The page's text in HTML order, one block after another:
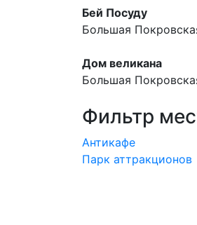
Бей Посуду
Большая
Дом великана
Большая
Фильтр
Антикафе
Парк аттракционов